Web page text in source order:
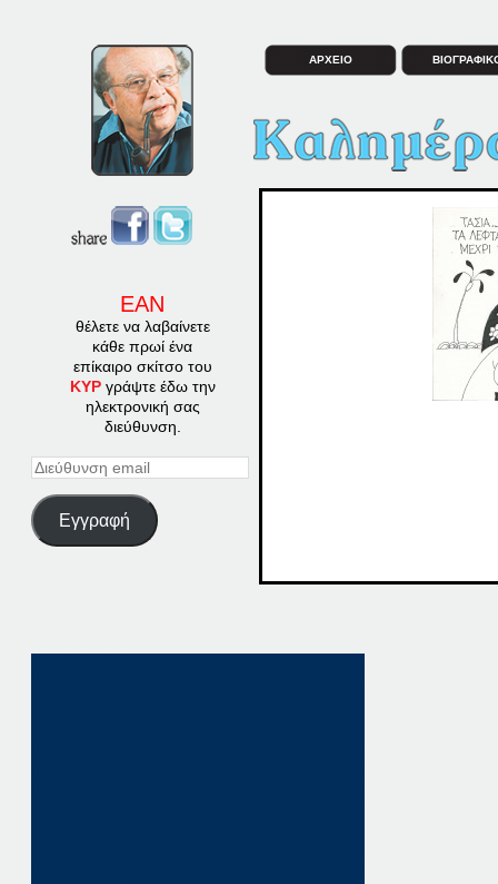
ΕΑΝ
θέλετε να λαβαίνετε
κάθε πρωί ένα
επίκαιρο σκίτσο του
ΚΥΡγράψτε έδω την
ηλεκτρονική σας
διεύθυνση.
Διεύθυνση
Εγγραφή
ΑΡΧΕΙΟ